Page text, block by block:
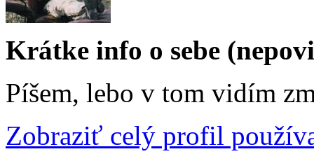
Krátke info o sebe
Píšem, lebo v tom vidím
Zobraziť celý profil